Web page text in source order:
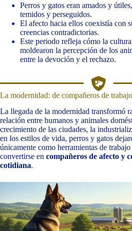
Perros y gatos eran amados y
temidos y perseguidos.
El afecto hacia ellos coexistía con
creencias contradictorias.
Este periodo refleja cómo la
moldearon la percepción de los
entre la devoción y el rechazo.
La modernidad: de compañeros de
La llegada de la modernidad transformó
relación entre humanos y animales
crecimiento de las ciudades, la
en los estilos de vida, perros y gatos
únicamente como herramientas de
convertirse en compañeros de afecto y
cotidiana.